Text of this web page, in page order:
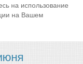
на использование
на Вашем